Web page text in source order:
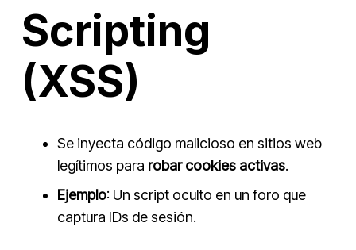
Scripting
(XSS)
Se inyecta código malicioso en sitios web
legítimos para robar cookies activas.
Ejemplo: Un script oculto en un foro que
captura IDs de sesión.